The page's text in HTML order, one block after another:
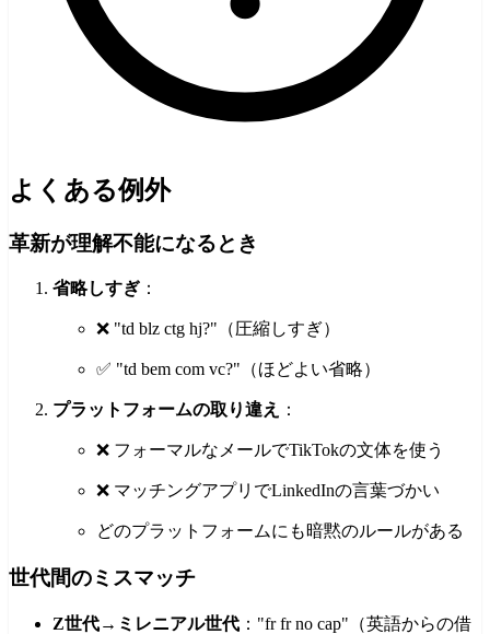
よくある例外
革新が理解不能になるとき
省略しすぎ ：
❌ "td blz ctg hj?"（圧縮しすぎ）
✅ "td bem com vc?"（ほどよい省略）
プラットフォームの取り違え ：
❌ フォーマルなメールでTikTokの文体を使う
❌ マッチングアプリでLinkedInの言葉づかい
どのプラットフォームにも暗黙のルールがある
世代間のミスマッチ
Z世代→ミレニアル世代 ："fr fr no cap"（英語からの借